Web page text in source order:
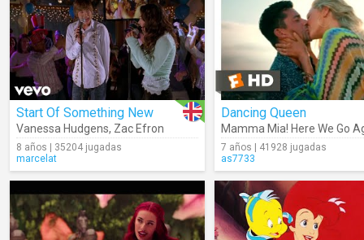
Start Of Something New
Vanessa Hudgens, Zac Efron
8 años | 35204 jugadas
marcelat
Dancing Queen
7 años | 41928 jugadas
as7733